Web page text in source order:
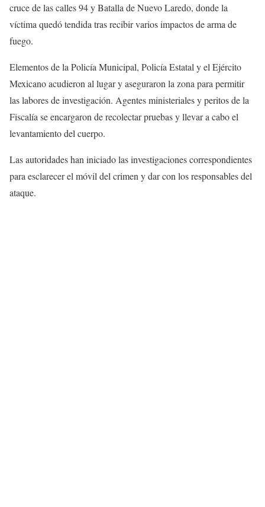
cruce de las calles 94 y Batalla de Nuevo Laredo, donde la
víctima quedó tendida tras recibir varios impactos de arma de
fuego.
Elementos de la Policía Municipal, Policía Estatal y el Ejército
Mexicano acudieron al lugar y aseguraron la zona para permitir
las labores de investigación. Agentes ministeriales y peritos de la
Fiscalía se encargaron de recolectar pruebas y llevar a cabo el
levantamiento del cuerpo.
Las autoridades han iniciado las investigaciones correspondientes
para esclarecer el móvil del crimen y dar con los responsables del
ataque.